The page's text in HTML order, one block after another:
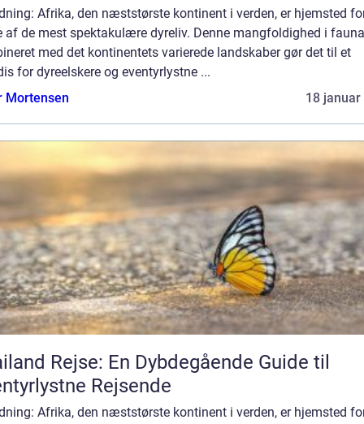
Afrika, den næststørste kontinent i verden, er hjemsted
af de mest spektakulære dyreliv. Denne mangfoldighed i
med det kontinentets varierede landskaber gør det til et
for dyreelskere og eventyrlystne ...
Mortensen
18 januar
Rejse: En Dybdegående Guide til
Rejsende
Afrika, den næststørste kontinent i verden, er hjemsted